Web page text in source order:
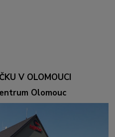
V OLOMOUCI
Olomouc